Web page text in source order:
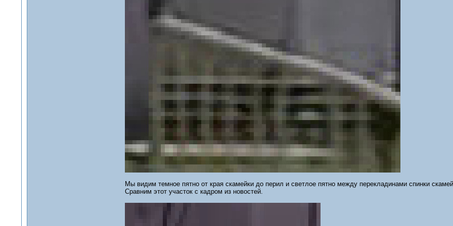
Мы видим темное пятно от края скамейки до перил и светлое пятно между перекладинами спинки
Сравним этот участок с кадром из новостей.